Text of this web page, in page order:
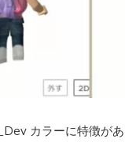
カラーに特徴が